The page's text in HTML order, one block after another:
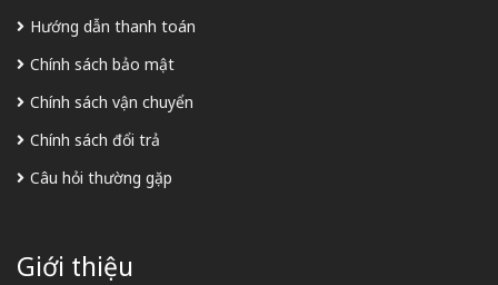
Hướng dẫn thanh toán
Chính sách bảo mật
Chính sách vận chuyển
Chính sách đổi trả
Câu hỏi thường gặp
Giới thiệu